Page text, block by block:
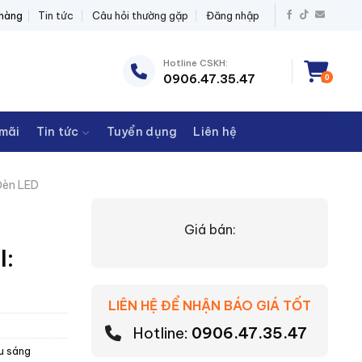
BỊ ĐIỆN THANH CHÂU
Tin tức Câu hỏi thường gặp Đăng nhập
Hotline CSKH:
0906.47.35.47 0
Tin tức Tuyển dụng Liên hệ
LED
sáng
Giá bán:
LIÊN HỆ ĐỂ NHẬN BÁO GIÁ TỐT
Hotline: 0906.47.35.47